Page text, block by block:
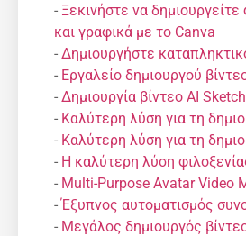
- Ξεκινήστε να
και γραφικά με το Canva
- Δημιουργήστε
- Εργαλείο δημιουργού
- Δημιουργία βίντεο AI
- Καλύτερη λύση για τη
- Καλύτερη λύση για τη
- Η καλύτερη λύση
- Multi-Purpose Avatar Video
-Έξυπνος αυτοματισμός
- Μεγάλος δημιουργός